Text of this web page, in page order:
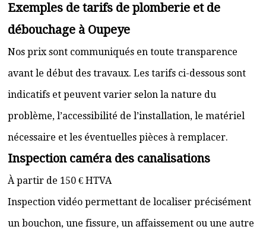
Exemples de tarifs de plomberie et de
débouchage à Oupeye
Nos prix sont communiqués en toute transparence
avant le début des travaux. Les tarifs ci-dessous sont
indicatifs et peuvent varier selon la nature du
problème, l’accessibilité de l’installation, le matériel
nécessaire et les éventuelles pièces à remplacer.
Inspection caméra des canalisations
À partir de 150 € HTVA
Inspection vidéo permettant de localiser précisément
un bouchon, une fissure, un affaissement ou une autre